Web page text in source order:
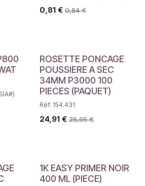
0,81€ 0,84€
ROSETTE PONCAGE
POUSSIERE A SEC
34MM P3000 100
PIECES (PAQUET)
Réf. 154.431
24,91€ 25,95€
1K EASY PRIMER NOIR
400 ML (PIECE)